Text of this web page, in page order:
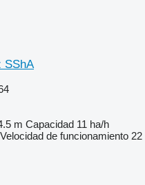
SShA
m Capacidad 11 ha/h
Velocidad de funcionamiento 22